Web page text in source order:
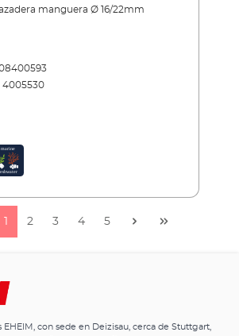
manguera Ø 16/22mm
4005530
1 2 3 4 5
con sede en Deizisau, cerca de Stuttgart,